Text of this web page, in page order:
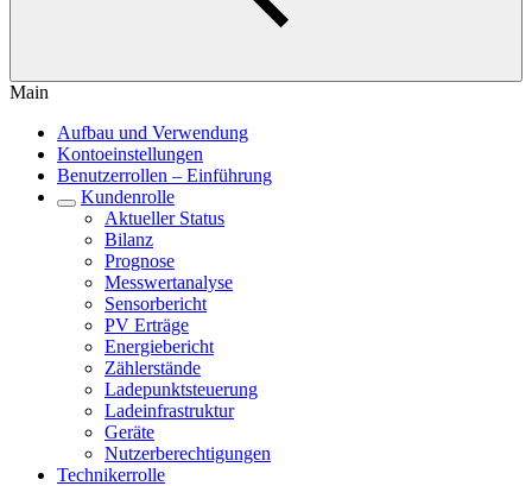
Main
Aufbau und Verwendung
Kontoeinstellungen
Benutzerrollen – Einführung
Kundenrolle
Aktueller Status
Bilanz
Prognose
Messwertanalyse
Sensorbericht
PV Erträge
Energiebericht
Zählerstände
Ladepunktsteuerung
Ladeinfrastruktur
Geräte
Nutzerberechtigungen
Technikerrolle